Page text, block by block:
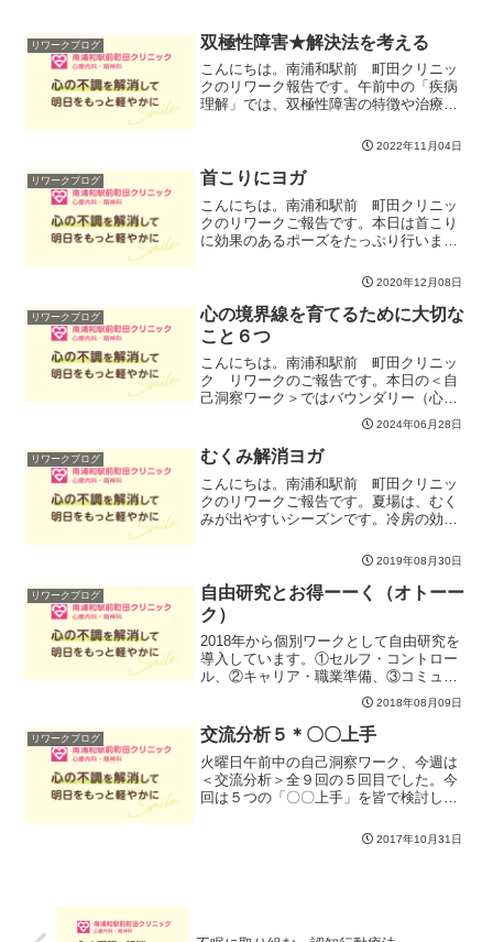
リワークブログ 双極性障害★解決法を考える
こんにちは。南浦和駅前 町田クリニッ
クのリワーク報告です。午前中の「疾病
理解」では、双極性障害の特徴や治療に
性障害では、「双極性障害って何？」
「どんな特徴があるの？」「治療方法
は？」などを広く学び、理解を...
2022年11月04日
リワークブログ 首こりにヨガ
こんにちは。南浦和駅前 町田クリニッ
クのリワークご報告です。本日は首こり
に効果のあるポーズをたっぷり行いまし
頭下筋群（こうとうかきんぐん）です。
この筋肉がPCやスマホを見る時の姿勢の
悪さや目の使いすぎなど...
2020年12月08日
リワークブログ
心の境界線を育てるために大切な
こと６つ
こんにちは。南浦和駅前 町田クリニッ
ク リワークのご報告です。本日の＜自
己洞察ワーク＞ではバウンダリー（心の
境界線）を育てるために６つの大切なこ
とを検討しました。今回の皆さんの中で
一番響いたことは「自分のニーズを優先
する」でした。そんな発想...
2024年06月28日
リワークブログ むくみ解消ヨガ
こんにちは。南浦和駅前 町田クリニッ
クのリワークご報告です。夏場は、むく
みが出やすいシーズンです。冷房の効い
りすぎてしまったり、むくみの原因にな
るのです。むくみを放っておくと、夏バ
テなどの不調につながるこ...
2019年08月30日
リワークブログ
自由研究とお得ーーく（オトーー
ク）
2018年から個別ワークとして自由研究を
導入しています。①セルフ・コントロー
ル、②キャリア・職業準備、③コミュニ
ケーション、④趣味・ライフスタイル・
時事ネタの4つの中で、自分の関心がある
もので１つテーマを調べてまとめてもら
っています。今日は...
2018年08月09日
リワークブログ 交流分析５＊〇〇上手
火曜日午前中の自己洞察ワーク、今週は
＜交流分析＞全９回の５回目でした。今
回は５つの「〇〇上手」を皆で検討して
アップしていけると、コミュニケーショ
ンがとても楽になっていきます。最初の
2017年10月31日